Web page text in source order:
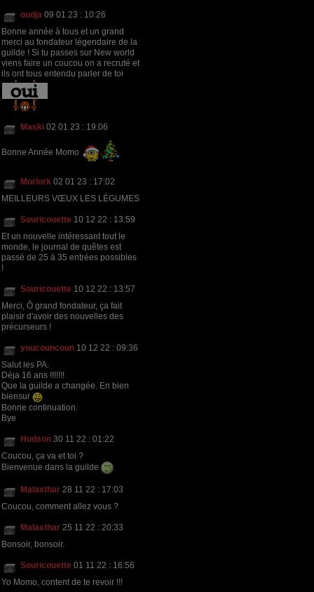
oudja 09 01 23 : 10:26
Bonne année à tous et un grand
merci au fondateur légendaire de la
guilde ! Si tu passes sur New world
viens faire un coucou on a recruté et
ils ont tous entendu parler de toi
Maski 02 01 23 : 19:06
Bonne Année Momo
Morlork 02 01 23 : 17:02
MEILLEURS VŒUX LES LÉGUMES
Souricouette 10 12 22 : 13:59
Et un nouvelle intéressant tout le
monde, le journal de quêtes est
passé de 25 à 35 entrées possibles
!
Souricouette 10 12 22 : 13:57
Merci, Ô grand fondateur, ça fait
plaisir d'avoir des nouvelles des
précurseurs !
youcouncoun 10 12 22 : 09:36
Salut les PA.
Déja 16 ans !!!!!!!
Que la guilde a changée. En bien
biensur
Bonne continuation.
Bye
Hudson 30 11 22 : 01:22
Coucou, ça va et toi ?
Bienvenue dans la guilde
Malaxthar 28 11 22 : 17:03
Coucou, comment allez vous ?
Malaxthar 25 11 22 : 20:33
Bonsoir, bonsoir.
Souricouette 01 11 22 : 16:56
Yo Momo, content de te revoir !!!